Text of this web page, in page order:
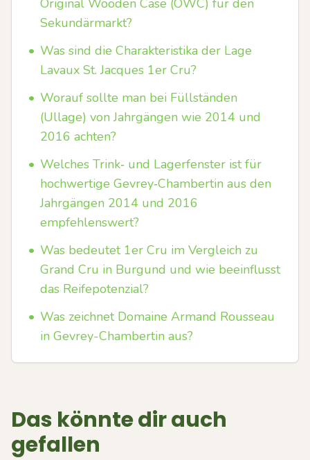
Original Wooden Case (OWC) für den
Sekundärmarkt?
• Was sind die Charakteristika der Lage
Lavaux St. Jacques 1er Cru?
• Worauf sollte man bei Füllständen
(Ullage) von Jahrgängen wie 2014 und
2016 achten?
• Welches Trink‑ und Lagerfenster ist für
hochwertige Gevrey‑Chambertin aus den
Jahrgängen 2014 und 2016
empfehlenswert?
• Was bedeutet 1er Cru im Vergleich zu
Grand Cru in Burgund und wie beeinflusst
das Reifepotenzial?
• Was zeichnet Domaine Armand Rousseau
in Gevrey-Chambertin aus?
Das könnte dir auch
gefallen